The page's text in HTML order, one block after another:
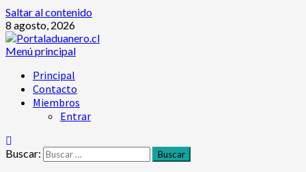
Saltar al contenido
8 agosto, 2026
Menú principal
Principal
Contacto
Miembros
Entrar
Buscar: